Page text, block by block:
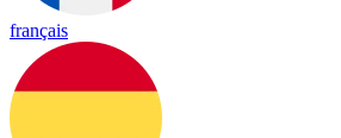
français